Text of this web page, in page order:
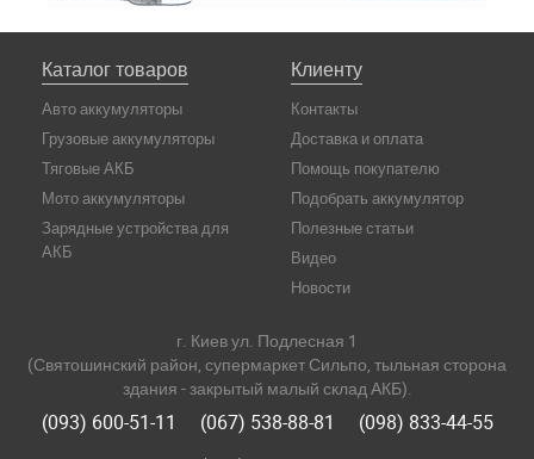
Каталог товаров
Авто аккумуляторы
Грузовые аккумуляторы
Тяговые АКБ
Мото аккумуляторы
Зарядные устройства для
АКБ
Клиенту
Контакты
Доставка и оплата
Помощь покупателю
Подобрать аккумулятор
Полезные статьи
Видео
Новости
г. Киев ул. Подлесная 1
(Святошинский район, супермаркет Сильпо, тыльная сторона
здания - закрытый малый склад АКБ).
(093) 600-51-11 (067) 538-88-81
(098) 833-44-55